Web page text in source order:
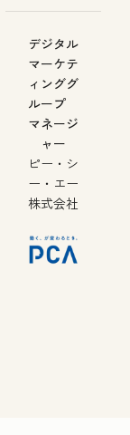
デジタル
マーケテ
ィンググ
ループ
マネージ
ャー
ピー・シ
ー・エー
株式会社